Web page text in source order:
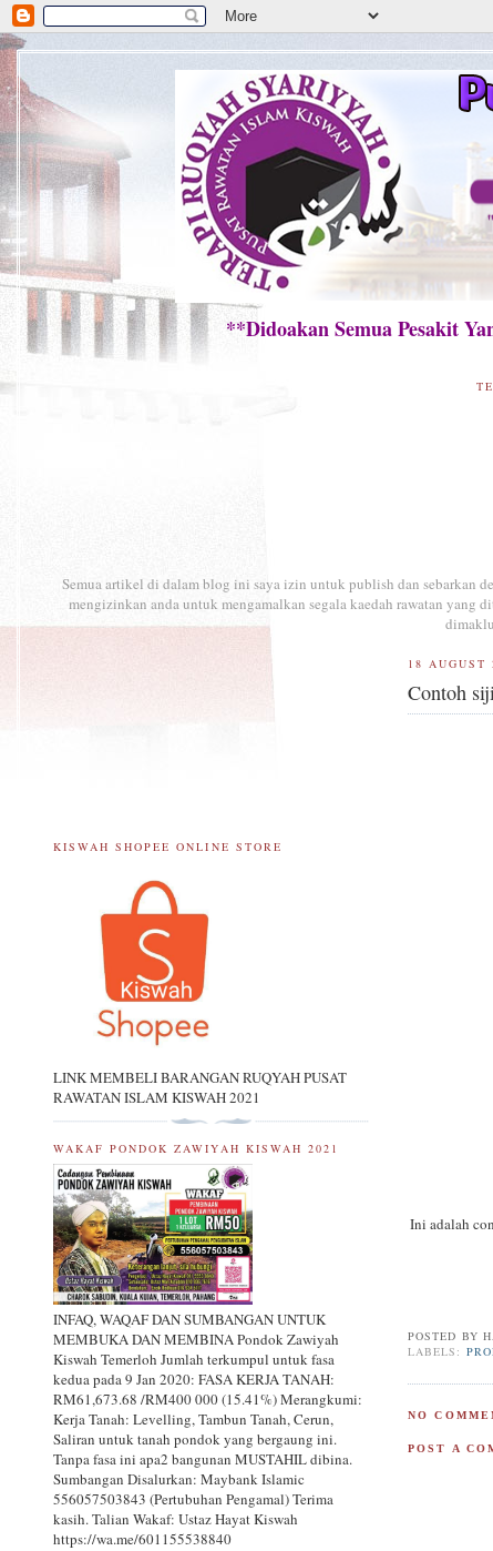
**Didoakan Semua Pesakit Yang
Semua artikel di dalam blog ini saya izin untuk publish dan sebarkan
mengizinkan anda untuk mengamalkan segala kaedah rawatan
18 AUGUST
Contoh
Ini adalah
POSTED BY
LABELS:
NO
POST A
KISWAH SHOPEE ONLINE STORE
LINK MEMBELI BARANGAN RUQYAH PUSAT
RAWATAN ISLAM KISWAH 2021
WAKAF PONDOK ZAWIYAH KISWAH 2021
INFAQ, WAQAF DAN SUMBANGAN UNTUK
MEMBUKA DAN MEMBINA Pondok Zawiyah
Kiswah Temerloh Jumlah terkumpul untuk fasa
kedua pada 9 Jan 2020: FASA KERJA TANAH:
RM61,673.68 /RM400 000 (15.41%) Merangkumi:
Kerja Tanah: Levelling, Tambun Tanah, Cerun,
Saliran untuk tanah pondok yang bergaung ini.
Tanpa fasa ini apa2 bangunan MUSTAHIL dibina.
Sumbangan Disalurkan: Maybank Islamic
556057503843 (Pertubuhan Pengamal) Terima
kasih. Talian Wakaf: Ustaz Hayat Kiswah
https://wa.me/601155538840